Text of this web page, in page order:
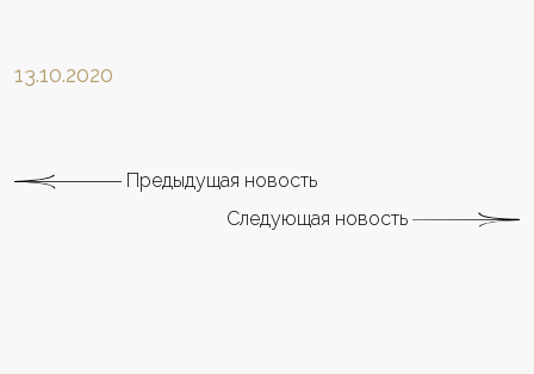
13.10.2020
Предыдущая новость
Следующая новость